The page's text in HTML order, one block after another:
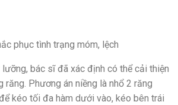
phục tình trạng móm, lệch
bác sĩ đã xác định có thể cải thiện
răng. Phương án niềng là nhổ 2 răng
kéo tối đa hàm dưới vào, kéo bên trái